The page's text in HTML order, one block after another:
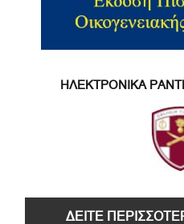
ΗΛΕΚΤΡΟΝΙΚΑ
ΔΕΙΤΕ